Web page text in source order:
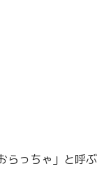
らっちゃ」と呼